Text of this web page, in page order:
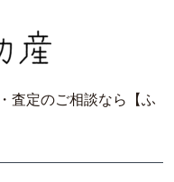
査定のご相談なら【ふ